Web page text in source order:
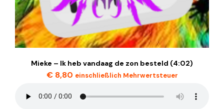
Mieke – Ik heb vandaag de zon besteld (4:02)
€8,80 einschließlich Mehrwertsteuer